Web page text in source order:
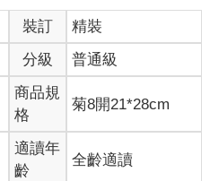
裝訂
精裝
分級 普通級
商品規
格
菊8開21*28cm
適讀年
齡
全齡適讀